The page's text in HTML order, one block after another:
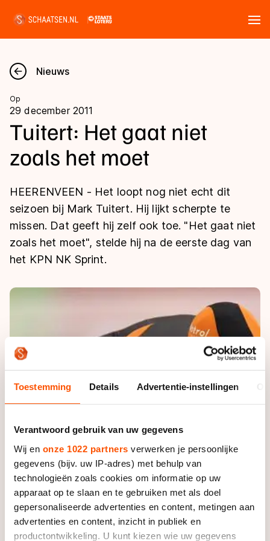
Toestemming Details Advertentie-instellingen
Verantwoord gebruik van uw gegevens
Wij en onze 1022 partners verwerken je persoonlijke
gegevens (bijv. uw IP-adres) met behulp van
technologieën zoals cookies om informatie op uw
apparaat op te slaan en te gebruiken met als doel
gepersonaliseerde advertenties en content, metingen aan
advertenties en content, inzicht in publiek en
productontwikkeling. U kunt kiezen wie uw gegevens
Nieuws
Kalender
Disciplines
Langebaan
Shorttrack
Inlineskaten
Schoonrijden
Uitslagen
Langebaan
Shorttrack
Marathon
Inlineskaten
Tijden & historie
Ranglijsten Langebaan
Algemene Nederlandse Schaatstijd
Deze zomer de weg op
Alles voor jou als schaatsfan
Evenementen
Tickets
Livestreams
Word schaatsfan!
Winacties
Olympische Spelen
Medaille overzicht
Olympische uitslagen
Van Jong tot Goud verhalen
Nieuws
Op
29 december 2011
Tuitert: Het gaat niet
zoals het moet
HEERENVEEN - Het loopt nog niet echt dit
seizoen bij Mark Tuitert. Hij lijkt scherpte te
missen. Dat geeft hij zelf ook toe. "Het gaat niet
zoals het moet", stelde hij na de eerste dag van
het KPN NK Sprint.